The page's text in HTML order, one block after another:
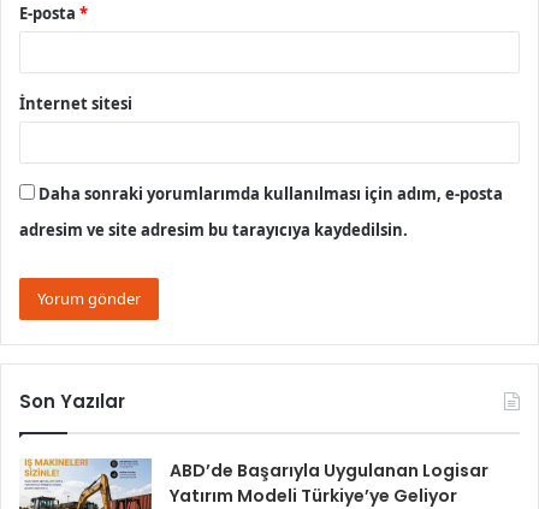
E-posta *
İnternet sitesi
Daha sonraki yorumlarımda kullanılması için adım, e-posta
adresim ve site adresim bu tarayıcıya kaydedilsin.
Son Yazılar
ABD’de Başarıyla Uygulanan Logisar
Yatırım Modeli Türkiye’ye Geliyor